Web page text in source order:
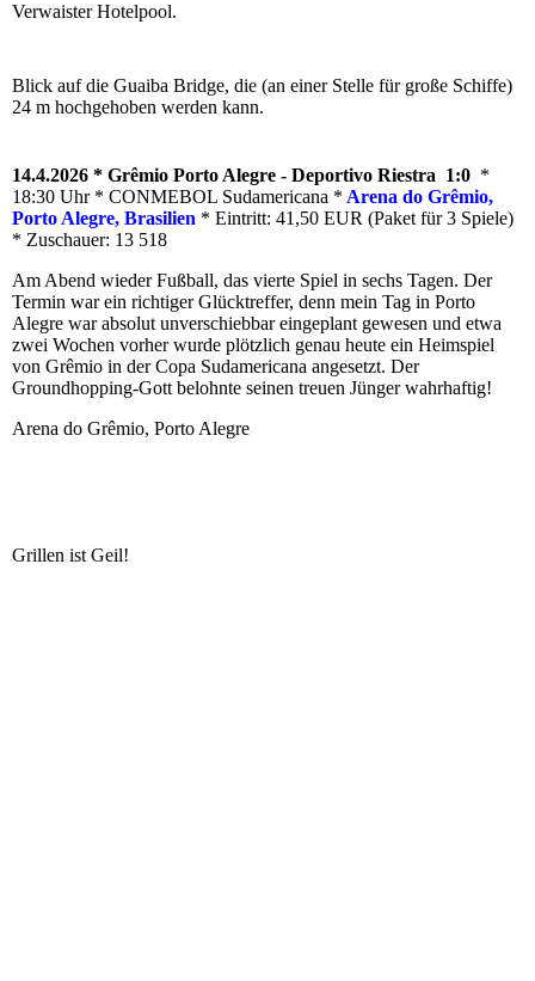
Verwaister Hotelpool.
Blick auf die Guaiba Bridge, die (an einer Stelle für große Schiffe)
24 m hochgehoben werden kann.
14.4.2026 * Grêmio Porto Alegre - Deportivo Riestra 1:0 *
18:30 Uhr * CONMEBOL Sudamericana * Arena do Grêmio,
Porto Alegre, Brasilien * Eintritt: 41,50 EUR (Paket für 3 Spiele)
* Zuschauer: 13 518
Am Abend wieder Fußball, das vierte Spiel in sechs Tagen. Der
Termin war ein richtiger Glücktreffer, denn mein Tag in Porto
Alegre war absolut unverschiebbar eingeplant gewesen und etwa
zwei Wochen vorher wurde plötzlich genau heute ein Heimspiel
von Grêmio in der Copa Sudamericana angesetzt. Der
Groundhopping-Gott belohnte seinen treuen Jünger wahrhaftig!
Arena do Grêmio, Porto Alegre
Grillen ist Geil!